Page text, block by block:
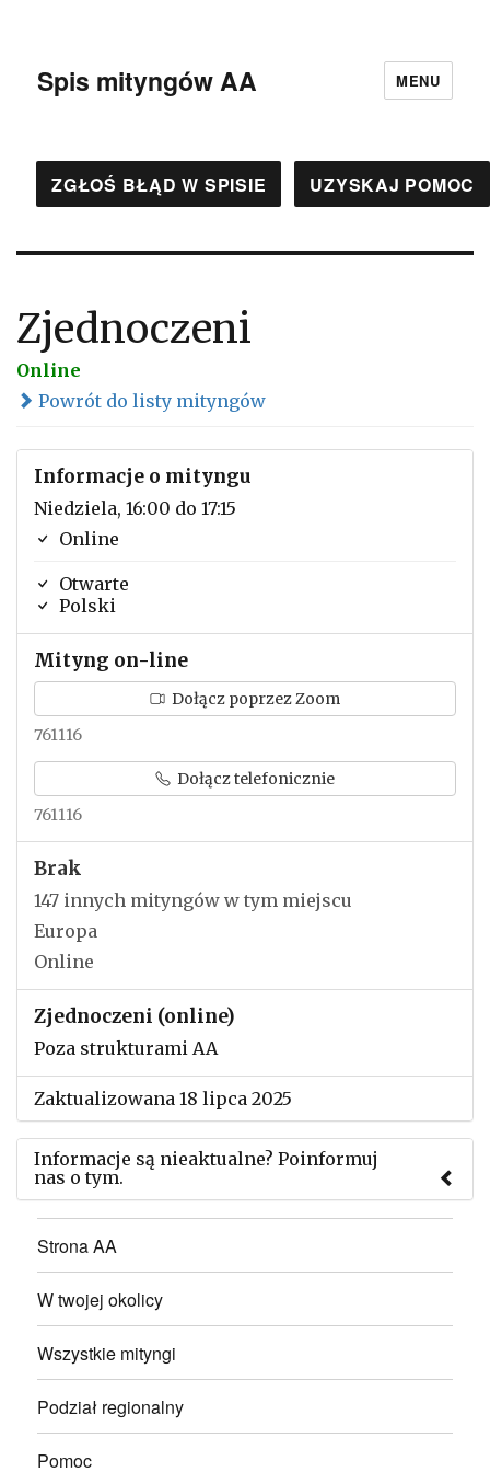
Spis mityngów AA MENU
ZGŁOŚ BŁĄD W SPISIE UZYSKAJ POMOC
Zjednoczeni
Online
Powrót do listy mityngów
Informacje o mityngu
Niedziela, 16:00 do 17:15
Online
Otwarte
Polski
Mityng on-line
Dołącz poprzez Zoom
761116
Dołącz telefonicznie
761116
Brak
147 innych mityngów w tym miejscu
Europa
Online
Zjednoczeni (online)
Poza strukturami AA
Zaktualizowana 18 lipca 2025
Informacje są nieaktualne? Poinformuj
nas o tym.
Użyj tego formularza aby przesłać informację o
zmianach w powyższym mityngu.
Strona AA
W twojej okolicy
Wszystkie mityngi
Podział regionalny
Pomoc